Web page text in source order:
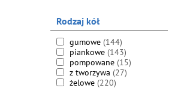
Rodzaj kół
gumowe (144)
piankowe (143)
pompowane (15)
z tworzywa (27)
żelowe (220)